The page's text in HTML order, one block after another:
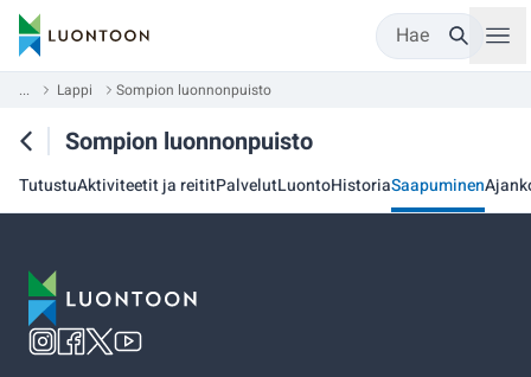
Hae
... Lappi Sompion luonnonpuisto
Sompion luonnonpuisto
TutustuAktiviteetit ja reititPalvelutLuontoHistoriaSaapuminen